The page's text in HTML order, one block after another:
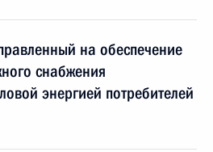
на обеспечение
снабжения
энергией потребителей